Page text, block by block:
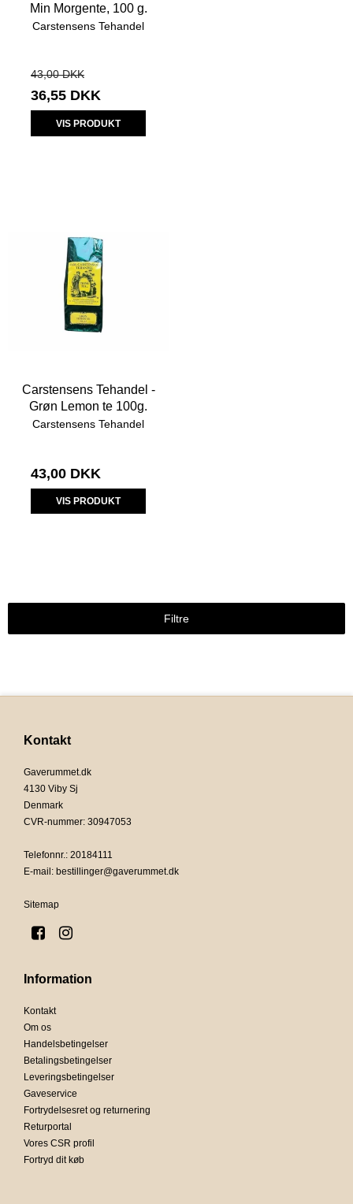
Min Morgente, 100 g.
Carstensens Tehandel
43,00 DKK
36,55 DKK
VIS PRODUKT
Carstensens Tehandel -
Grøn Lemon te 100g.
Carstensens Tehandel
43,00 DKK
VIS PRODUKT
Filtre
Kontakt
Gaverummet.dk
4130 Viby Sj
Denmark
CVR-nummer: 30947053
Telefonnr.: 20184111
E-mail: bestillinger@gaverummet.dk
Sitemap
Information
Kontakt
Om os
Handelsbetingelser
Betalingsbetingelser
Leveringsbetingelser
Gaveservice
Fortrydelsesret og returnering
Returportal
Vores CSR profil
Fortryd dit køb